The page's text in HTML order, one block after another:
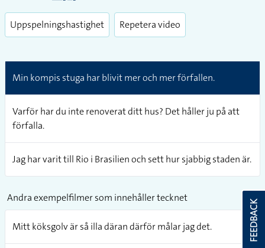
Uppspelningshastighet Repetera video
Min kompis stuga har blivit mer och mer förfallen.
Varför har du inte renoverat ditt hus? Det håller ju på att
förfalla.
Jag har varit till Rio i Brasilien och sett hur sjabbig staden är.
Andra exempelfilmer som innehåller tecknet
Mitt köksgolv är så illa däran därför målar jag det. FEEDBACK